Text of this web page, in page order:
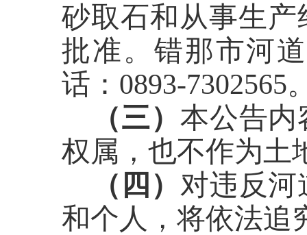
砂取石和从事生
批准。错那市河
话：0893-7302565
（三） 本公告内
权属，也不作为土
（四） 对违反
和个人，将依法追